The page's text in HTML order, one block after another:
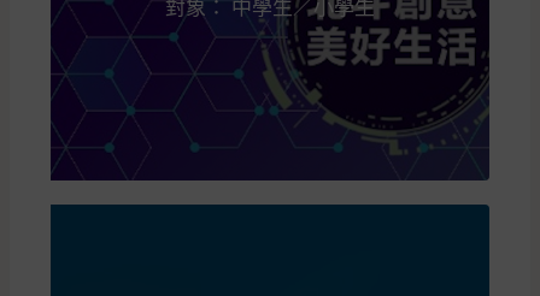
對象： 中學生／小學生